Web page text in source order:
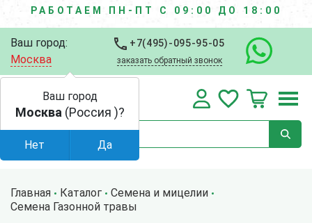
РАБОТАЕМ ПН-ПТ С 09:00 ДО 18:00
Ваш город:
Москва
+7(495)-095-95-05
заказать обратный звонок
Главная Каталог
Семена и мицелии
Семена Газонной травы
Ваш город
Москва (Россия )?
Нет Да